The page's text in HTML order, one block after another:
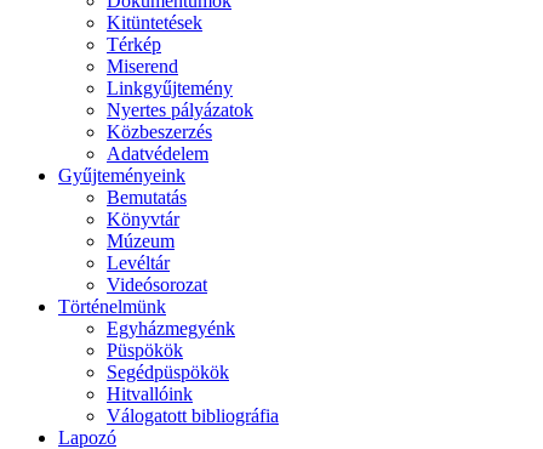
Kitüntetések
Térkép
Miserend
Linkgyűjtemény
Nyertes pályázatok
Közbeszerzés
Adatvédelem
Gyűjteményeink
Bemutatás
Könyvtár
Múzeum
Levéltár
Videósorozat
Történelmünk
Egyházmegyénk
Püspökök
Segédpüspökök
Hitvallóink
Válogatott bibliográfia
Lapozó